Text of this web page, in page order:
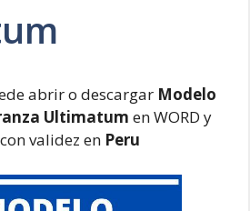
abrir o descargar Modelo
Ultimatum en WORD y
validez en Peru